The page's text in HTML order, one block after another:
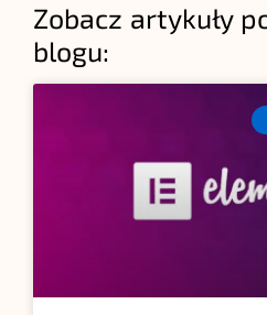
Zobacz artykuły
blogu: